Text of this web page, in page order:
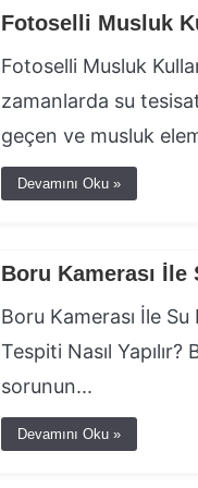
Fotoselli Musluk
Fotoselli Musluk
zamanlarda su
geçen ve musluk
Devamını Oku »
Boru Kamerası İle
Boru Kamerası İle Su
Tespiti Nasıl
sorunun...
Devamını Oku »